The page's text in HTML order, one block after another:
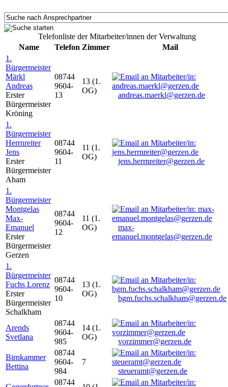
Telefonliste der Mitarbeiter/innen der Verwaltung
Name
Telefon Zimmer
Mail
1.
Bürgermeister
Märkl
Andreas
Erster
Bürgermeister
Kröning
08744
9604-
13
13 (1.
OG)
andreas.maerkl@gerzen.de
1.
Bürgermeister
Herrnreiter
Jens
Erster
Bürgermeister
Aham
08744
9604-
11
11 (1.
OG)
jens.herrnreiter@gerzen.de
1.
Bürgermeister
Montgelas
Max-
Emanuel
Erster
Bürgermeister
Gerzen
08744
9604-
12
11 (1.
OG)
max-
emanuel.montgelas@gerzen.de
1.
Bürgermeister
Fuchs Lorenz
Erster
Bürgermeister
Schalkham
08744
9604-
10
13 (1.
OG)
bgm.fuchs.schalkham@gerzen.de
Arends
Svetlana
08744
9604-
985
14 (1.
OG)
vorzimmer@gerzen.de
Birnkammer
Bettina
08744
9604-
984
7
steueramt@gerzen.de
08744